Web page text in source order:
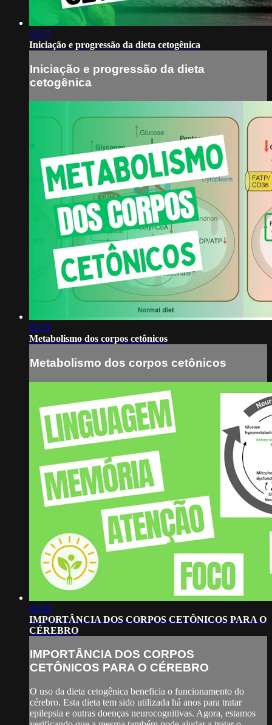
22:51
Iniciação e progressão da dieta cetogênica
Iniciação e progressão da dieta
cetogênica
05:55
Metabolismo dos corpos cetônicos
Metabolismo dos corpos cetônicos
09:28
IMPORTÂNCIA DOS CORPOS CETÔNICOS PARA O
CÉREBRO
IMPORTÂNCIA DOS CORPOS
CETÔNICOS PARA O CÉREBRO
O uso da dieta cetogênica beneficia o funcionamento do
cérebro. Esta dieta tem sido utilizada há anos para tratar
epilepsia e outras doenças neurocognitivas. Agora, estamos